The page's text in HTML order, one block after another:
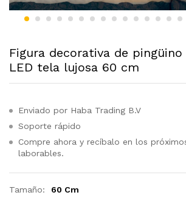
Figura decorativa de pingüino
LED tela lujosa 60 cm
Enviado por Haba Trading B.V
Soporte rápido
Compre ahora y recíbalo en los
laborables.
Tamaño: 60 Cm